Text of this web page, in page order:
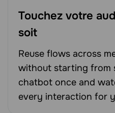
Touchez votre
soit
Reuse flows across
without starting from
chatbot once and
every interaction for